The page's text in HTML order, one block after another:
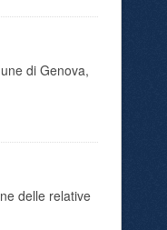
di Genova,
delle relative